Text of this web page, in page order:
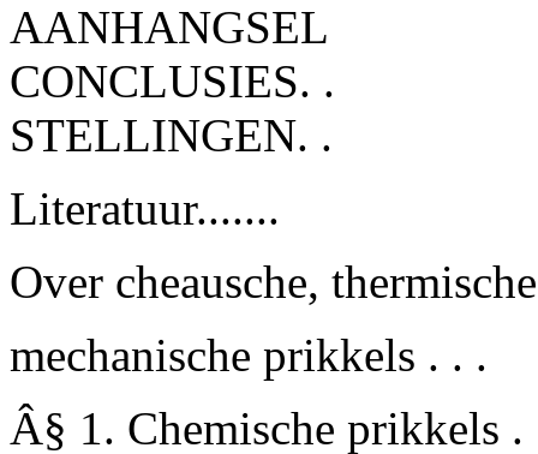
AANHANGSEL
CONCLUSIES. .
STELLINGEN. .
Literatuur.......
Over cheausche,
mechanische prikkels . . .
Â§ 1. Chemische prikkels .